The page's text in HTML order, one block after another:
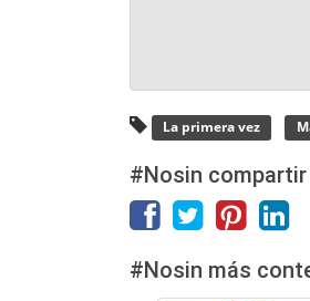
La primera vez
#Nosin compartir
#Nosin más